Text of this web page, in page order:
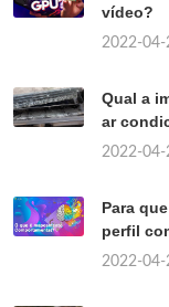
vídeo?
2022-04-
Qual a
ar
2022-04-
Para
perfil
2022-04-